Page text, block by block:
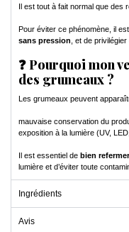
Il est tout à fait normal que
Pour éviter ce phénomène, il
sans pression, et de
❓ Pourquoi mon
des grumeaux ?
Les grumeaux peuvent
mauvaise conservation du
exposition à la lumière (UV,
Il est essentiel de bien
lumière et d’éviter toute
Ingrédients
Avis